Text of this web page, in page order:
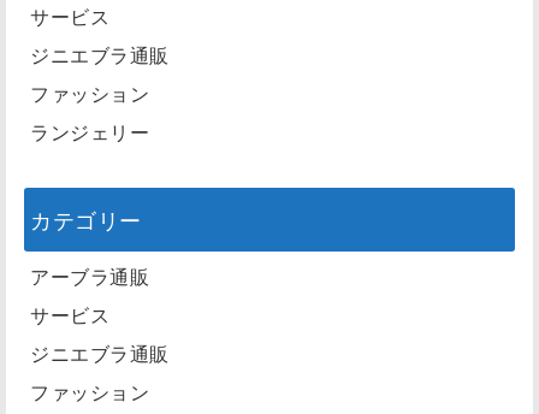
サービス
ジニエブラ通販
ファッション
ランジェリー
カテゴリー
アーブラ通販
サービス
ジニエブラ通販
ファッション